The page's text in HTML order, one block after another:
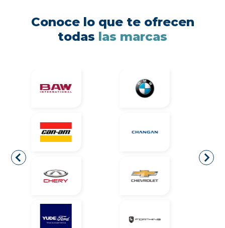
Conoce lo que te ofrecen
todas las marcas